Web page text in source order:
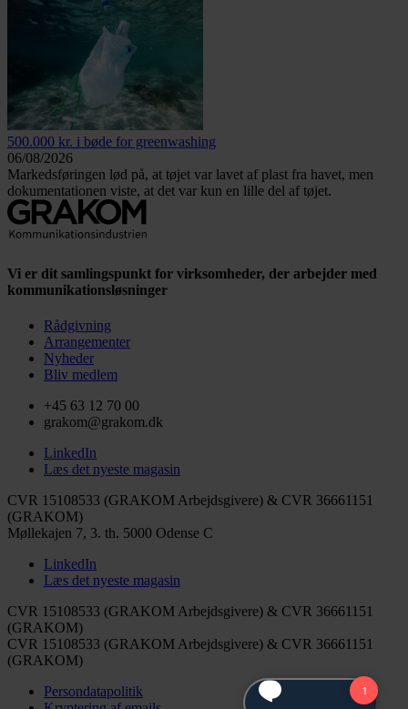
500.000 kr. i bøde for greenwashing
06/08/2026
Markedsføringen lød på, at tøjet var lavet af plast fra havet, men
dokumentationen viste, at det var kun en lille del af tøjet.
Vi er dit samlingspunkt for virksomheder, der arbejder med
kommunikationsløsninger
Rådgivning
Arrangementer
Nyheder
Bliv medlem
+45 63 12 70 00
grakom@grakom.dk
LinkedIn
Læs det nyeste magasin
CVR 15108533 (GRAKOM Arbejdsgivere) & CVR 36661151
(GRAKOM)
Møllekajen 7, 3. th. 5000 Odense C
LinkedIn
Læs det nyeste magasin
CVR 15108533 (GRAKOM Arbejdsgivere) & CVR 36661151
(GRAKOM)
CVR 15108533 (GRAKOM Arbejdsgivere) & CVR 36661151
(GRAKOM)
Persondatapolitik